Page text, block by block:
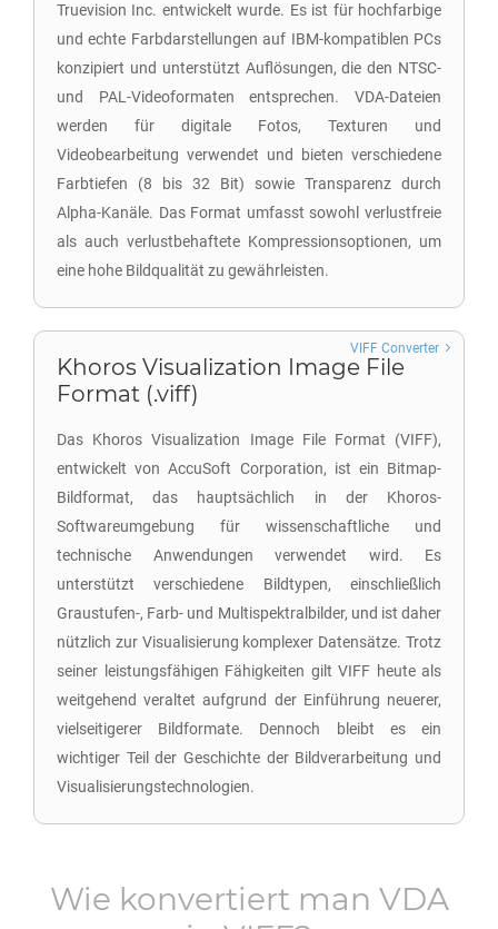
Truevision Inc. entwickelt wurde. Es ist für hochfarbige
und echte Farbdarstellungen auf IBM-kompatiblen PCs
konzipiert und unterstützt Auflösungen, die den NTSC-
und PAL-Videoformaten entsprechen. VDA-Dateien
werden für digitale Fotos, Texturen und
Videobearbeitung verwendet und bieten verschiedene
Farbtiefen (8 bis 32 Bit) sowie Transparenz durch
Alpha-Kanäle. Das Format umfasst sowohl verlustfreie
als auch verlustbehaftete Kompressionsoptionen, um
eine hohe Bildqualität zu gewährleisten.
Khoros Visualization Image File
Format (.viff)
Das Khoros Visualization Image File Format (VIFF),
entwickelt von AccuSoft Corporation, ist ein Bitmap-
Bildformat, das hauptsächlich in der Khoros-
Softwareumgebung für wissenschaftliche und
technische Anwendungen verwendet wird. Es
unterstützt verschiedene Bildtypen, einschließlich
Graustufen-, Farb- und Multispektralbilder, und ist daher
nützlich zur Visualisierung komplexer Datensätze. Trotz
seiner leistungsfähigen Fähigkeiten gilt VIFF heute als
weitgehend veraltet aufgrund der Einführung neuerer,
vielseitigerer Bildformate. Dennoch bleibt es ein
wichtiger Teil der Geschichte der Bildverarbeitung und
Visualisierungstechnologien.
VIFF Converter
Wie konvertiert man VDA